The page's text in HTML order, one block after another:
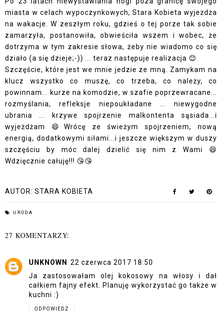
miasta w celach wypoczynkowych, Stara Kobieta wyjeżdża
na wakacje. W zeszłym roku, gdzieś o tej porze tak sobie
zamarzyła, postanowiła, obwieściła wszem i wobec, że
dotrzyma w tym zakresie słowa, żeby nie wiadomo co się
działo (a się dzieje;-)) ... teraz następuje realizacja 😊
Szczęście, które jest we mnie jedzie ze mną. Zamykam na
klucz wszystko co muszę, co trzeba, co należy, co
powinnam... kurze na komodzie, w szafie poprzewracane...
rozmyślania, refleksje niepoukładane ... niewygodne
ubrania ... krzywe spojrzenie malkontenta sąsiada...i
wyjeżdżam 😄Wrócę ze świeżym spojrzeniem, nową
energią, dodatkowymi siłami...i jeszcze większym w duszy
szczęściu by móc dalej dzielić się nim z Wami 😄
Wdzięcznie całuję!!! 😘😘
AUTOR: STARA KOBIETA
URODA
27 KOMENTARZY:
UNKNOWN
22 czerwca 2017 18:50
Ja zastosowałam olej kokosowy na włosy i dał
całkiem fajny efekt. Planuję wykorzystać go także w
kuchni :)
ODPOWIEDZ